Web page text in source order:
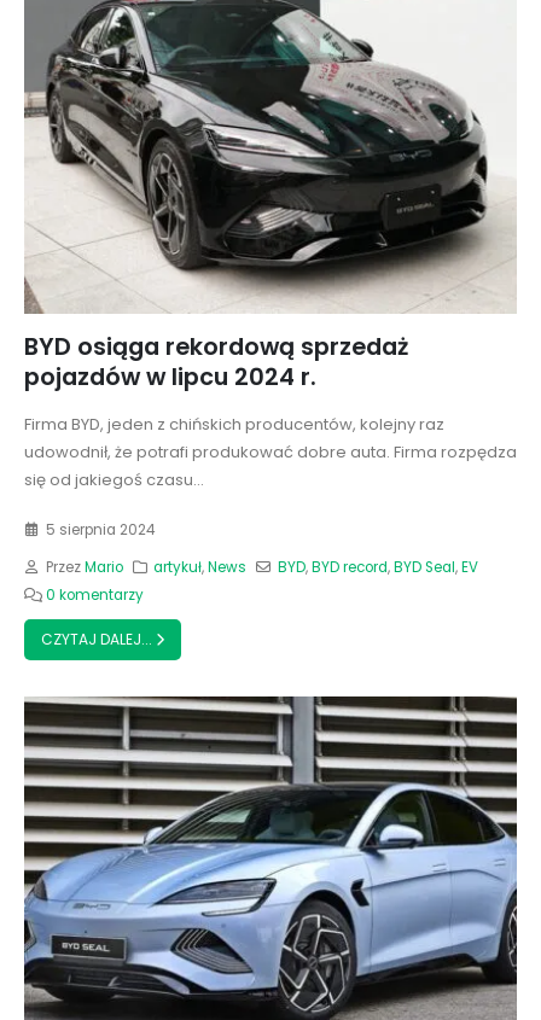
BYD osiąga rekordową sprzedaż
pojazdów w lipcu 2024 r.
Firma BYD, jeden z chińskich producentów, kolejny raz
udowodnił, że potrafi produkować dobre auta. Firma rozpędza
się od jakiegoś czasu...
5 sierpnia 2024
PrzezMario artykuł,News BYD,BYD record,BYD Seal,EV
0 komentarzy
CZYTAJ DALEJ...